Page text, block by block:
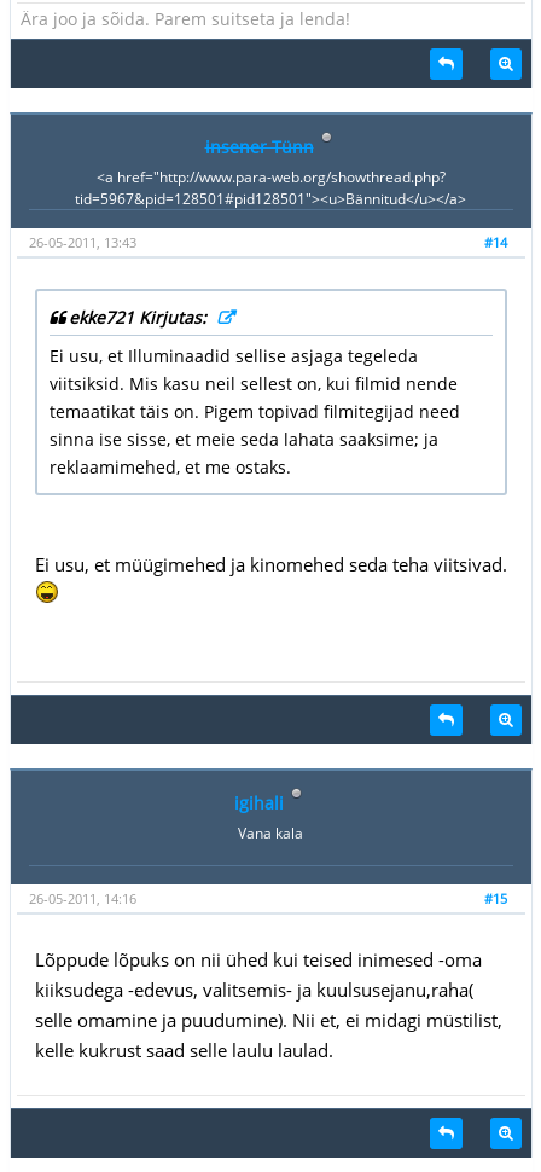
Ära joo ja sõida. Parem suitseta ja lenda!
insener Tünn
<a href="http://www.para-web.org/showthread.php?
tid=5967&pid=128501#pid128501"><u>Bännitud</u></a>
#14
26-05-2011, 13:43
ekke721 Kirjutas:
Ei usu, et Illuminaadid sellise asjaga tegeleda
viitsiksid. Mis kasu neil sellest on, kui filmid nende
temaatikat täis on. Pigem topivad filmitegijad need
sinna ise sisse, et meie seda lahata saaksime; ja
reklaamimehed, et me ostaks.
Ei usu, et müügimehed ja kinomehed seda teha viitsivad.
igihali
Vana kala
#15
26-05-2011, 14:16
Lõppude lõpuks on nii ühed kui teised inimesed -oma
kiiksudega -edevus, valitsemis- ja kuulsusejanu,raha(
selle omamine ja puudumine). Nii et, ei midagi müstilist,
kelle kukrust saad selle laulu laulad.